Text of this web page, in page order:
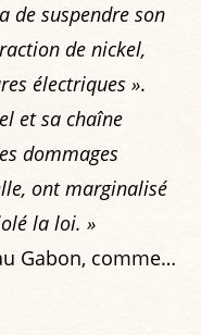
de suspendre son
de nickel,
électriques ».
et sa chaîne
dommages
ont marginalisé
la loi. »
Gabon, comme…